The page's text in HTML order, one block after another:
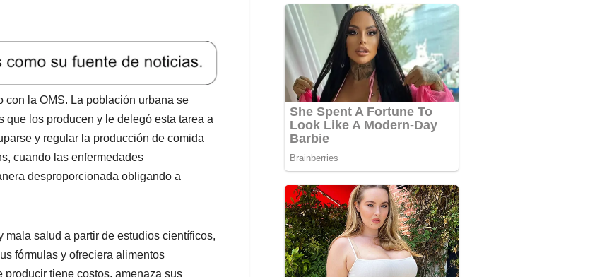
con la OMS. La población urbana se
los producen y le delegó esta tarea a
y regular la producción de comida
cuando las enfermedades
desproporcionada obligando a
salud a partir de estudios científicos,
fórmulas y ofreciera alimentos
tiene costos, amenaza sus